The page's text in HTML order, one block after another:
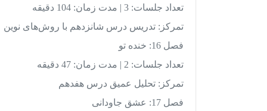
تعداد جلسات: 3 | مدت زمان: 104 دقیقه
تمرکز: تدریس درس شانزدهم با روش‌های نوین
فصل 16: خنده تو
تعداد جلسات: 2 | مدت زمان: 47 دقیقه
تمرکز: تحلیل عمیق درس هفدهم
فصل 17: عشق جاودانی